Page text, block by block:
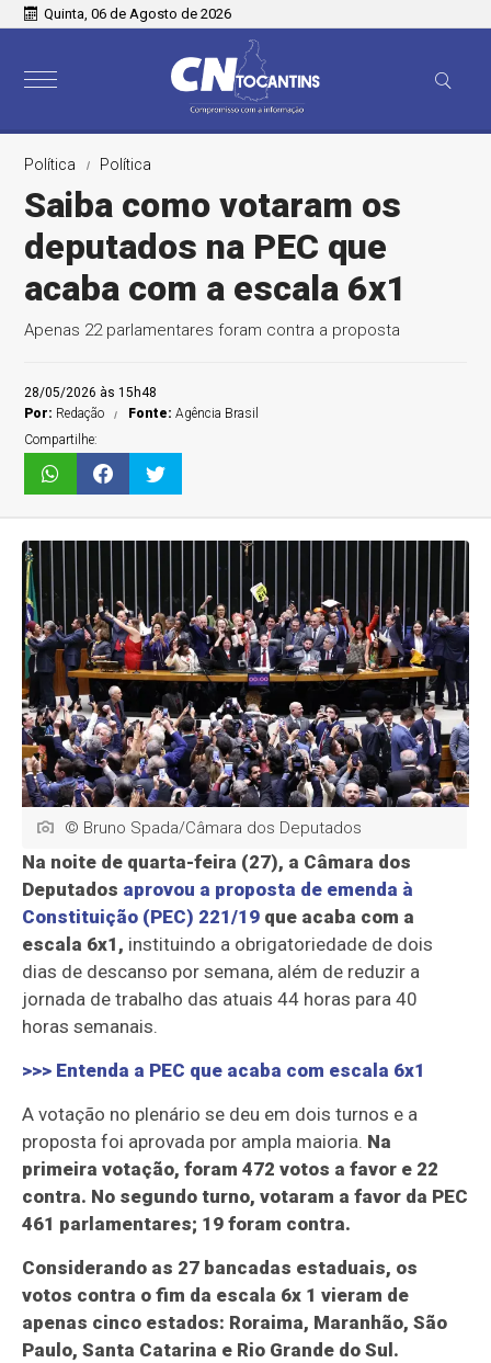
Quinta, 06 de Agosto de 2026
Política Política
Saiba como votaram os
deputados na PEC que
acaba com a escala 6x1
Apenas 22 parlamentares foram contra a proposta
28/05/2026 às 15h48
Por: Redação Fonte:Agência Brasil
Compartilhe:
© Bruno Spada/Câmara dos Deputados
Na noite de quarta-feira (27), a Câmara dos
Deputados aprovou a proposta de emenda à
Constituição (PEC) 221/19 que acaba com a
escala 6x1, instituindo a obrigatoriedade de dois
dias de descanso por semana, além de reduzir a
jornada de trabalho das atuais 44 horas para 40
horas semanais.
>>> Entenda a PEC que acaba com escala 6x1
A votação no plenário se deu em dois turnos e a
proposta foi aprovada por ampla maioria. Na
primeira votação, foram 472 votos a favor e 22
contra. No segundo turno, votaram a favor da PEC
461 parlamentares; 19 foram contra.
Considerando as 27 bancadas estaduais, os
votos contra o fim da escala 6x 1 vieram de
apenas cinco estados: Roraima, Maranhão, São
Paulo, Santa Catarina e Rio Grande do Sul.